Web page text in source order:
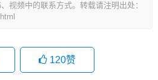
视频中的联系方式。转载请注明出处：
120赞